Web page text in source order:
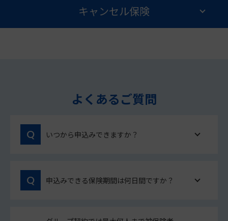
キャンセル保険
よくあるご質問
いつから申込みできますか？
申込みできる保険期間は何日間ですか？